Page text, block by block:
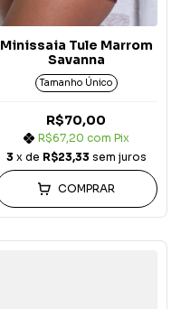
Minissaia Tule Marrom
Savanna
Tamanho Único
R$70,00
R$67,20 com Pix
3 x de R$23,33 sem juros
COMPRAR